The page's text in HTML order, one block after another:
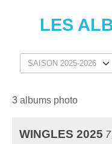
LES
3 albums photo
WINGLES 2025